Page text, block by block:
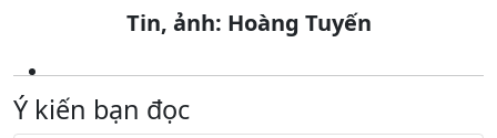
Tin, ảnh: Hoàng Tuyến
Ý kiến bạn đọc